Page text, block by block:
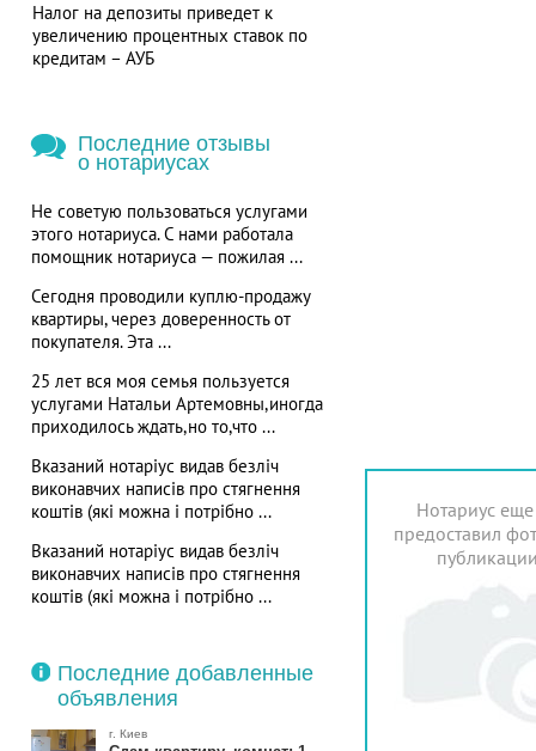
Налог на депозиты приведет к
увеличению процентных ставок по
кредитам – АУБ
Последние отзывы
о нотариусах
Не советую пользоваться услугами
этого нотариуса. С нами работала
помощник нотариуса — пожилая ...
Сегодня проводили куплю-продажу
квартиры, через доверенность от
покупателя. Эта ...
25 лет вся моя семья пользуется
услугами Натальи Артемовны,иногда
приходилось ждать,но то,что ...
Вказаний нотаріус видав безліч
виконавчих написів про стягнення
коштів (які можна і потрібно ...
Вказаний нотаріус видав безліч
виконавчих написів про стягнення
коштів (які можна і потрібно ...
Последние добавленные
объявления
г. Киев
Нотариус
предоставил